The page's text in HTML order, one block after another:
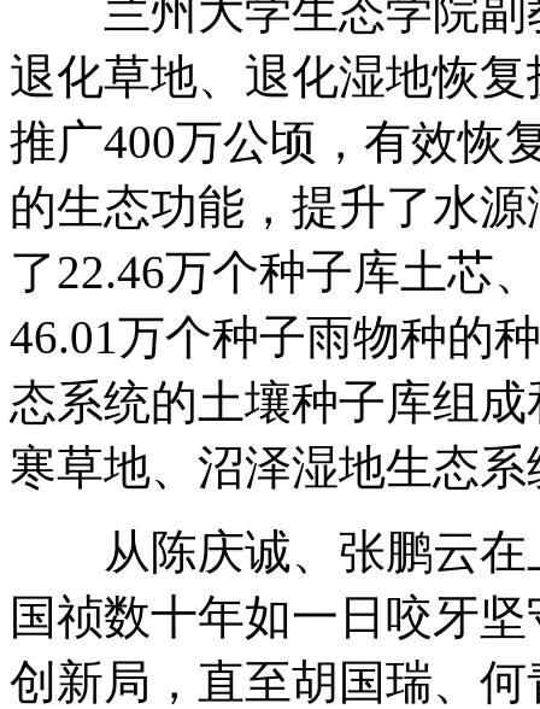
兰州大学生态学院副
退化草地、退化湿地恢
推广400万公顷，有效恢
的生态功能，提升了水
了22.46万个种子库土芯
46.01万个种子雨物种的
态系统的土壤种子库组
寒草地、沼泽湿地生态
从陈庆诚、张鹏云在
国祯数十年如一日咬牙
创新局，直至胡国瑞、